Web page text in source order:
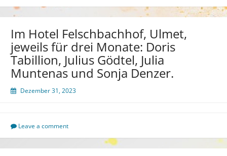
Im Hotel Felschbachhof, Ulmet,
jeweils für drei Monate: Doris
Tabillion, Julius Gödtel, Julia
Muntenas und Sonja Denzer.
Dezember 31, 2023
Leave a comment